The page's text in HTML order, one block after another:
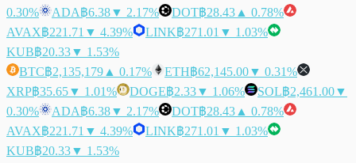
0.30%
ADA฿6.38▼ 2.17% DOT฿28.43 ▲ 0.78%
AVAX฿221.71 ▼ 4.39% LINK฿271.01 ▼ 1.03%
KUB฿20.33▼ 1.53%
BTC฿2,135,179 ▲ 0.17% ETH฿62,145.00▼ 0.31%
XRP฿35.65▼ 1.01% DOGE฿2.33▼ 1.06% SOL฿2,461.00▼
0.30%
ADA฿6.38▼ 2.17% DOT฿28.43 ▲ 0.78%
AVAX฿221.71 ▼ 4.39% LINK฿271.01 ▼ 1.03%
KUB฿20.33▼ 1.53%